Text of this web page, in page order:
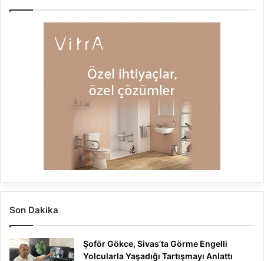
Son Dakika
Şoför Gökce, Sivas’ta Görme Engelli
Yolcularla Yaşadığı Tartışmayı Anlattı